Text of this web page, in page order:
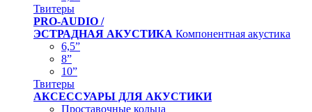
Твитеры
PRO-AUDIO /
ЭСТРАДНАЯ АКУСТИКА Компонентная акустика
6,5”
8”
10”
Твитеры
АКСЕССУАРЫ ДЛЯ АКУСТИКИ
Проставочные кольца